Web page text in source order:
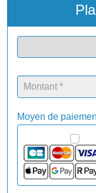
Moyen de